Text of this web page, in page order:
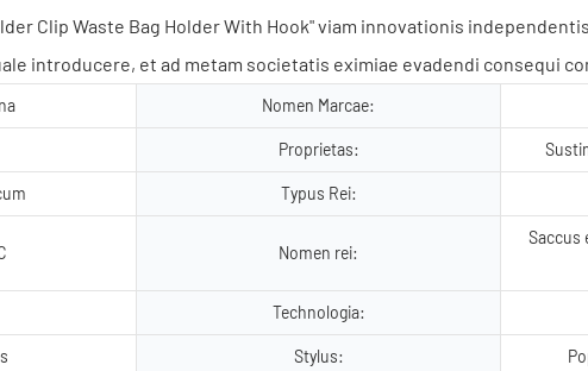
Clip Waste Bag Holder With Hook" viam innovationis
introducere, et ad metam societatis eximiae evadendi consequi
Nomen Marcae:
Proprietas:
Typus Rei:
Nomen rei:
Saccus
Technologia:
Stylus: